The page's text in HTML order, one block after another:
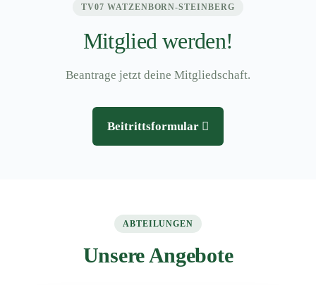
TV07 WATZENBORN-STEINBERG
Mitglied werden!
Beantrage jetzt deine Mitgliedschaft.
Beitrittsformular
ABTEILUNGEN
Unsere Angebote